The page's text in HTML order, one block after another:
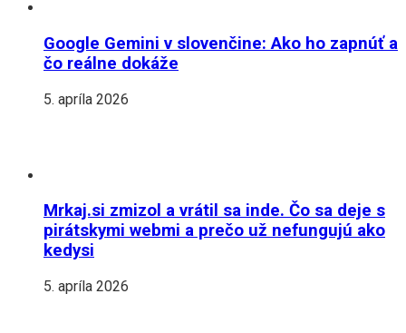
Google Gemini v slovenčine: Ako ho zapnúť a
čo reálne dokáže
5. apríla 2026
Mrkaj.si zmizol a vrátil sa inde. Čo sa deje s
pirátskymi webmi a prečo už nefungujú ako
kedysi
5. apríla 2026